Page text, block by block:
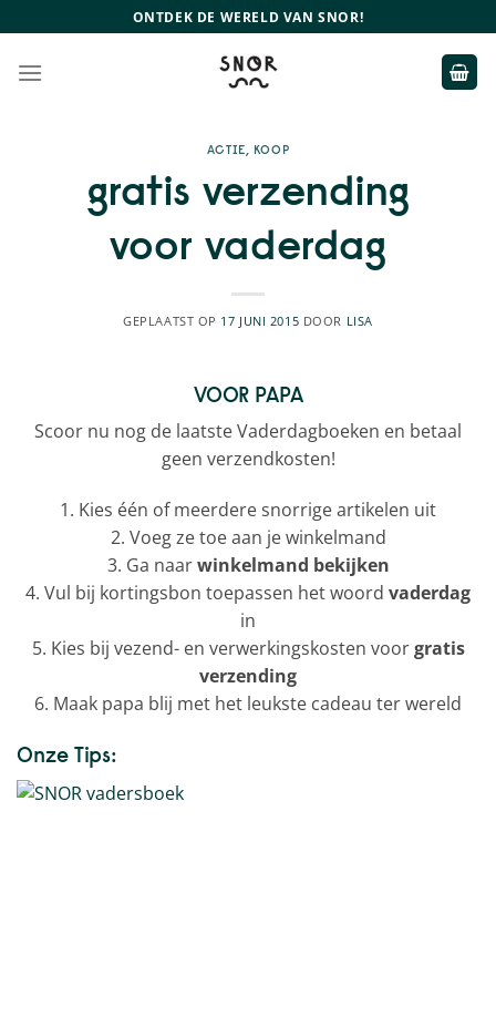
naar
inhoud
ONTDEK DE WERELD VAN SNOR!
ACTIE, KOOP
gratis verzending
voor vaderdag
GEPLAATST OP 17 JUNI 2015 DOOR LISA
VOOR PAPA
Scoor nu nog de laatste Vaderdagboeken en betaal
geen verzendkosten!
1. Kies één of meerdere snorrige artikelen uit
2. Voeg ze toe aan je winkelmand
3. Ga naarwinkelmand bekijken
4. Vul bij kortingsbon toepassen het woord vaderdag
in
5. Kies bij vezend- en verwerkingskosten voorgratis
verzending
6. Maak papa blij met het leukste cadeau ter wereld
Onze Tips: